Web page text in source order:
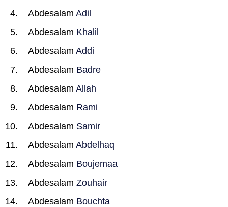
Abdesalam Adil
Abdesalam Khalil
Abdesalam Addi
Abdesalam Badre
Abdesalam Allah
Abdesalam Rami
Abdesalam Samir
Abdesalam Abdelhaq
Abdesalam Boujemaa
Abdesalam Zouhair
Abdesalam Bouchta